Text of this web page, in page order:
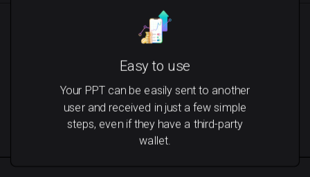
Easy to use
Your PPT can be easily sent to another
user and received in just a few simple
steps, even if they have a third-party
wallet.